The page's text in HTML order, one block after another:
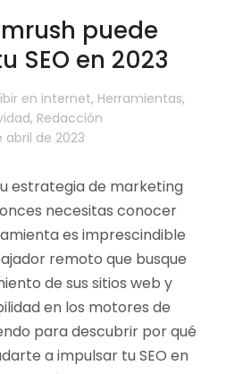
puede
SEO en 2023
en internet, Herramientas,
, Redacción
abril de 2023
estrategia de marketing
necesitas conocer
es imprescindible
remoto que busque
de sus sitios web y
en los motores de
para descubrir por qué
a impulsar tu SEO en